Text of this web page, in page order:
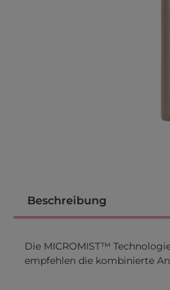
Beschreibung
Die MICROMIST™
empfehlen die kombinierte